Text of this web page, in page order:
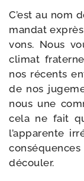
C’est au nom
man­dat
vons. Nous
cli­mat
nos récents
de nos
nous une
cela ne fait
l’ap­pa­rente
découler.